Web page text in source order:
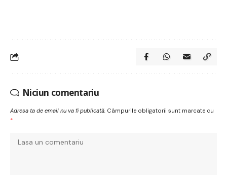
Niciun comentariu
Adresa ta de email nu va fi publicată. Câmpurile obligatorii sunt marcate cu
*